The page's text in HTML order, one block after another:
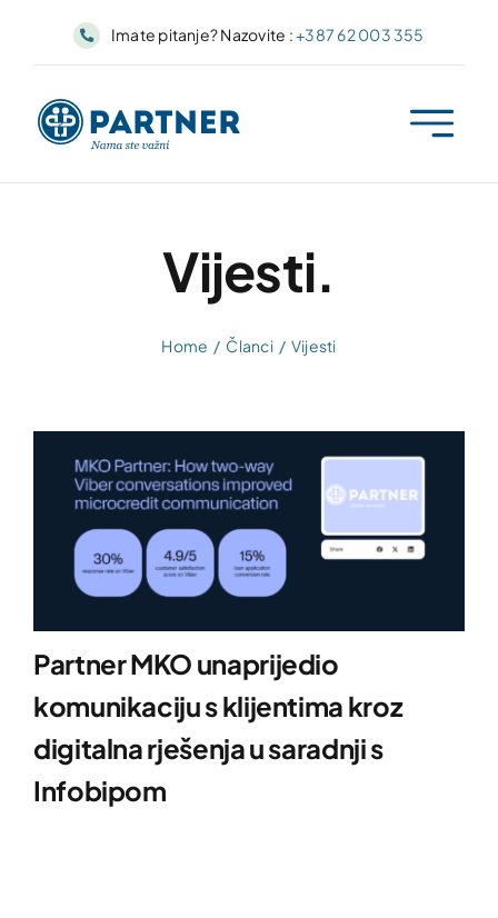
Imate pitanje? Nazovite :+387 62 003 355
Vijesti.
Home Članci Vijesti
Partner MKO unaprijedio
komunikaciju s klijentima kroz
digitalna rješenja u saradnji s
Infobipom